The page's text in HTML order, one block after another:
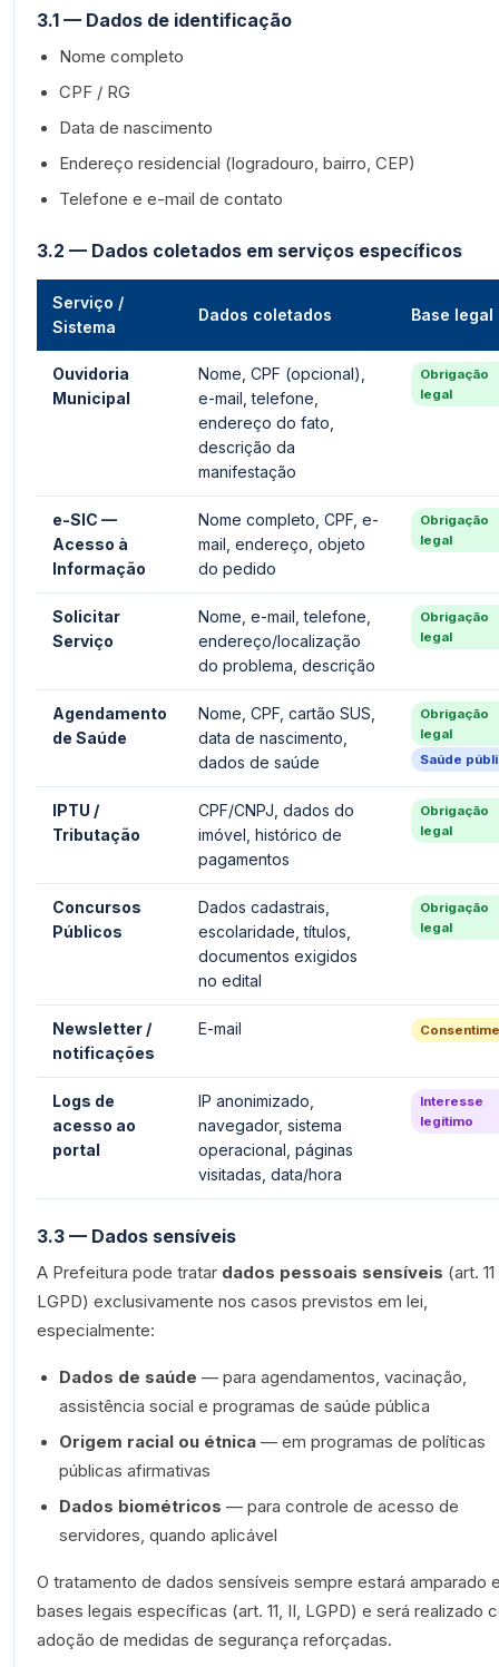
3.1 — Dados de identificação
Nome completo
CPF / RG
Data de nascimento
Endereço residencial (logradouro, bairro, CEP)
Telefone e e-mail de contato
3.2 — Dados coletados em serviços específicos
Serviço /
Sistema
Dados coletados Base legal
Ouvidoria
Municipal
Nome, CPF (opcional),
e-mail, telefone,
endereço do fato,
descrição da
manifestação
Obrigação
legal
e-SIC —
Acesso à
Informação
Nome completo, CPF, e-
mail, endereço, objeto
do pedido
Obrigação
legal
Solicitar
Serviço
Nome, e-mail, telefone,
endereço/localização
do problema, descrição
Obrigação
legal
Agendamento
de Saúde
Nome, CPF, cartão SUS,
data de nascimento,
dados de saúde
Obrigação
legal
Saúde
IPTU /
Tributação
CPF/CNPJ, dados do
imóvel, histórico de
pagamentos
Obrigação
legal
Concursos
Públicos
Dados cadastrais,
escolaridade, títulos,
documentos exigidos
no edital
Obrigação
legal
Newsletter /
notificações
E-mail
Logs de
acesso ao
portal
IP anonimizado,
navegador, sistema
operacional, páginas
visitadas, data/hora
Interesse
legítimo
3.3 — Dados sensíveis
A Prefeitura pode tratar dados pessoais sensíveis (art.
LGPD) exclusivamente nos casos previstos em lei,
especialmente:
Dados de saúde — para agendamentos, vacinação,
assistência social e programas de saúde pública
Origem racial ou étnica — em programas de políticas
públicas afirmativas
Dados biométricos — para controle de acesso de
servidores, quando aplicável
O tratamento de dados sensíveis sempre estará amparado
bases legais específicas (art. 11, II, LGPD) e será realizado
adoção de medidas de segurança reforçadas.